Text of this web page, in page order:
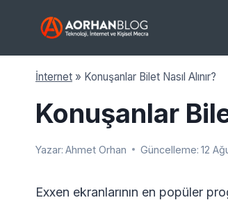
İnternet » Konuşanlar Bilet Nasıl Alınır?
Konuşanlar
Yazar: Ahmet Orhan Güncelleme: 12
Exxen ekranlarının en popüler